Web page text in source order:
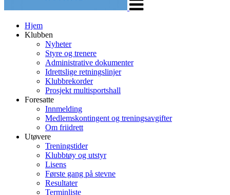
Hjem
Klubben
Nyheter
Styre og trenere
Administrative dokumenter
Idrettslige retningslinjer
Klubbrekorder
Prosjekt multisportshall
Foresatte
Innmelding
Medlemskontingent og treningsavgifter
Om friidrett
Utøvere
Treningstider
Klubbtøy og utstyr
Lisens
Første gang på stevne
Resultater
Terminliste